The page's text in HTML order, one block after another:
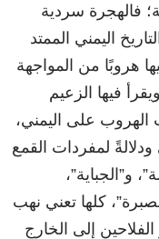
فالهجرة سردية
اليمني الممتد
هروبًا من المواجهة
فيها الزعيم
الهروب على اليمني،
لمفردات القمع
و”الجباية”،
كلها تعني نهب
إلى الخارج